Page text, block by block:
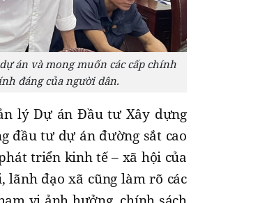
án và mong muốn các cấp chính
đáng của người dân.
lý Dự án Đầu tư Xây dựng
đầu tư dự án đường sắt cao
triển kinh tế – xã hội của
đạo xã cũng làm rõ các